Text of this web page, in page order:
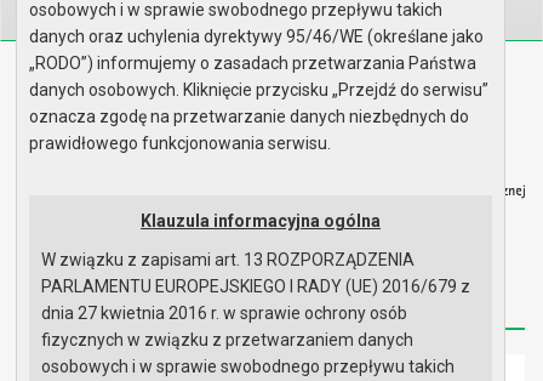
Biuletyn Informacji Publicznej
Urząd Miasta i Gminy w Gryfinie
Strona główna Mapa serwisu Aktualności
Redakcja Instrukcja korzystania Dostępność
Strona główna
osobowych i w sprawie swobodnego przepływu takich
danych oraz uchylenia dyrektywy 95/46/WE (określane jako
„RODO”) informujemy o zasadach przetwarzania Państwa
danych osobowych. Kliknięcie przycisku „Przejdź do serwisu”
oznacza zgodę na przetwarzanie danych niezbędnych do
prawidłowego funkcjonowania serwisu.
Klauzula informacyjna ogólna
W związku z zapisami art. 13 ROZPORZĄDZENIA
PARLAMENTU EUROPEJSKIEGO I RADY (UE) 2016/679 z
dnia 27 kwietnia 2016 r. w sprawie ochrony osób
fizycznych w związku z przetwarzaniem danych
osobowych i w sprawie swobodnego przepływu takich